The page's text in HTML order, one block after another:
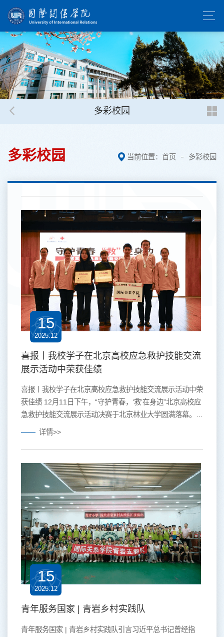
多彩校园
多彩校园 当前位置： 首页 多彩校园
15
2025.12
喜报丨我校学子在北京高校应急救护技能交流
展示活动中荣获佳绩
喜报丨我校学子在北京高校应急救护技能交流展示活动中荣
获佳绩 12月11日下午，“守护青春，‘救’在身边”北京高校应
急救护技能交流展示活动决赛于北京林业大学圆满落幕。历
经复选阶段48支高校队伍的激烈角逐，我校参赛队伍凭借
10所高校会师决赛舞台，同场展现应急救护的专业素养与
青春风采。 在应急救护技能交流展示环节中，我校参赛队
伍作为1号选手率先登场。比赛模拟踩踏事故现场，...
详情>>
15
2025.12
青年服务国家 | 青岩乡村实践队
青年服务国家 | 青岩乡村实践队引言习近平总书记曾经指